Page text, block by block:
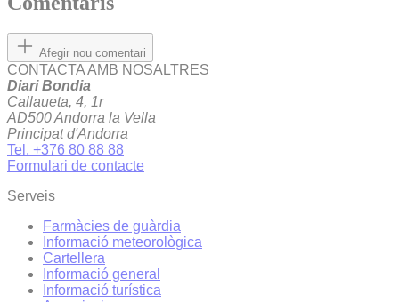
Afegir nou comentari
CONTACTA AMB NOSALTRES
Diari Bondia
Callaueta, 4, 1r
AD500 Andorra la Vella
Principat d'Andorra
Tel. +376 80 88 88
Formulari de contacte
Serveis
Farmàcies de guàrdia
Informació meteorològica
Cartellera
Informació general
Informació turística